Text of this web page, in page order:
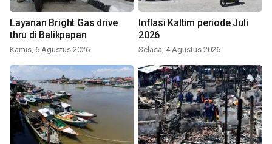
Layanan Bright Gas drive
thru di Balikpapan
Kamis, 6 Agustus 2026
Inflasi Kaltim periode Juli
2026
Selasa, 4 Agustus 2026